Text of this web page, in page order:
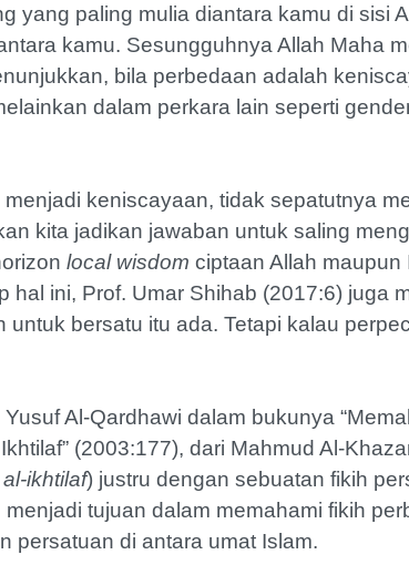
yang paling mulia diantara kamu di sisi
kamu. Sesungguhnya Allah Maha
bila perbedaan adalah
dalam perkara lain seperti
keniscayaan, tidak sepatutnya
kita jadikan jawaban untuk saling
local wisdom ciptaan Allah maupun
hal ini, Prof. Umar Shihab (2017:6) juga
bersatu itu ada. Tetapi kalau
Al-Qardhawi dalam bukunya
(2003:177), dari Mahmud Al-
ikhtilaf) justru dengan sebuatan fikih
tujuan dalam memahami fikih
persatuan di antara umat Islam.